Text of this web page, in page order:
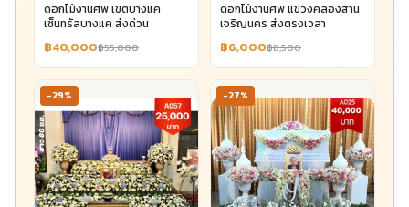
ดอกไม้งานศพ เขตบางแค
เซ็นทรัลบางแค ส่งด่วน
฿40,000฿55,000
ดอกไม้งานศพ แขวงคลองสาน
เจริญนคร ส่งตรงเวลา
฿6,000฿8,500
-29% -27%